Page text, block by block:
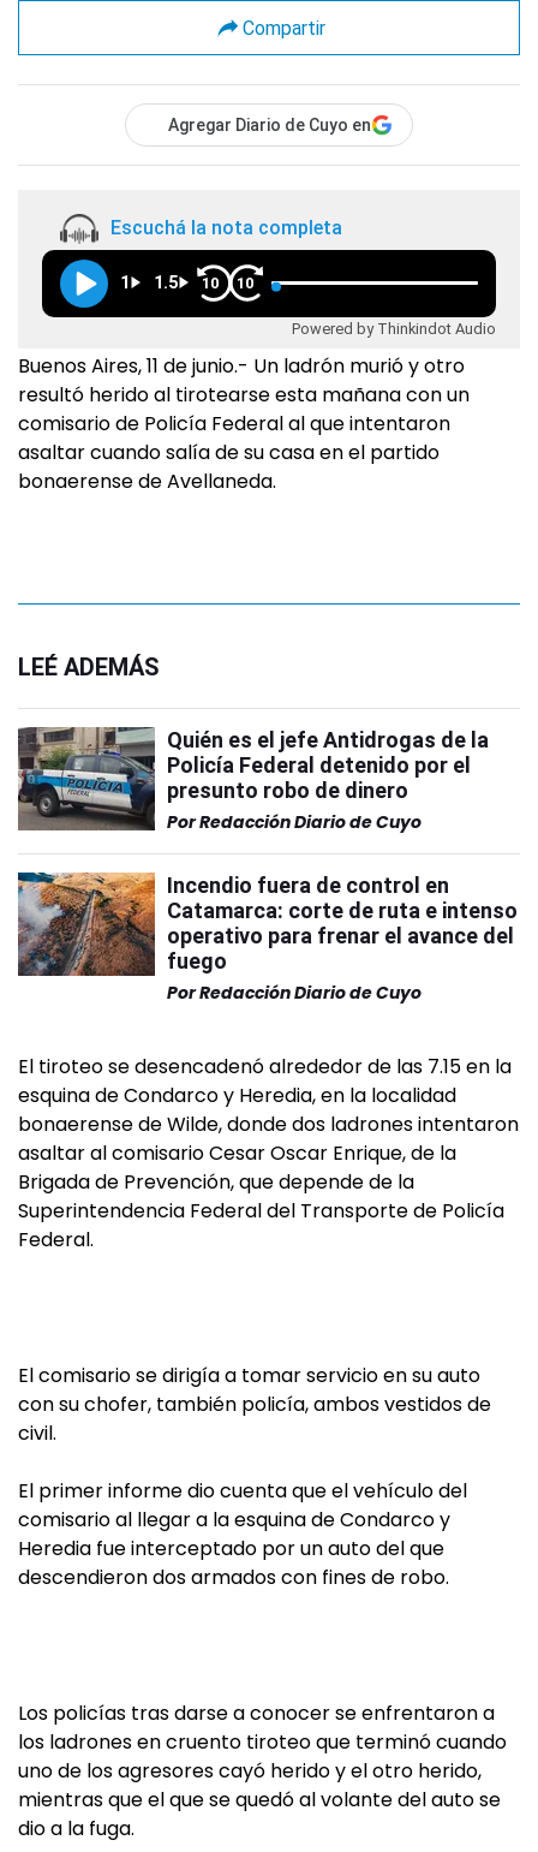
Compartir
Agregar Diario de Cuyo en
Escuchá la nota completa
1 1.5 10 10
Powered by Thinkindot Audio
Buenos Aires, 11 de junio.- Un ladrón murió y otro
resultó herido al tirotearse esta mañana con un
comisario de Policía Federal al que intentaron
asaltar cuando salía de su casa en el partido
bonaerense de Avellaneda.
LEÉ ADEMÁS
Quién es el jefe Antidrogas de la
Policía Federal detenido por el
presunto robo de dinero
PorRedacción Diario de Cuyo
Incendio fuera de control en
Catamarca: corte de ruta e intenso
operativo para frenar el avance del
fuego
PorRedacción Diario de Cuyo
El tiroteo se desencadenó alrededor de las 7.15 en la
esquina de Condarco y Heredia, en la localidad
bonaerense de Wilde, donde dos ladrones intentaron
asaltar al comisario Cesar Oscar Enrique, de la
Brigada de Prevención, que depende de la
Superintendencia Federal del Transporte de Policía
Federal.
El comisario se dirigía a tomar servicio en su auto
con su chofer, también policía, ambos vestidos de
civil.
El primer informe dio cuenta que el vehículo del
comisario al llegar a la esquina de Condarco y
Heredia fue interceptado por un auto del que
descendieron dos armados con fines de robo.
Los policías tras darse a conocer se enfrentaron a
los ladrones en cruento tiroteo que terminó cuando
uno de los agresores cayó herido y el otro herido,
mientras que el que se quedó al volante del auto se
dio a la fuga.